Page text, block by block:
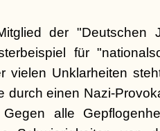
der "Deutschen
für
vielen Unklarheiten
durch einen Nazi-
Gegen alle